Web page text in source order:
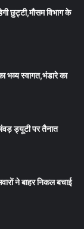
छुट्टी,मौसम विभाग के
भव्य स्वागत,भंडारे का
ड्यूटी पर तैनात
ने बाहर निकल बचाई